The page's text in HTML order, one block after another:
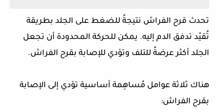
تحدث قرح الفراش نتيجةً للضغط على الجلد بطريقة
تُقيّد تدفق الدم إليه. يمكن للحركة المحدودة أن تجعل
الجلد أكثر عرضةً للتلف وتؤدي للإصابة بقرح الفراش.
هناك ثلاثة عوامل مُساهِمة أساسية تؤدي إلى الإصابة
بقرح الفراش: